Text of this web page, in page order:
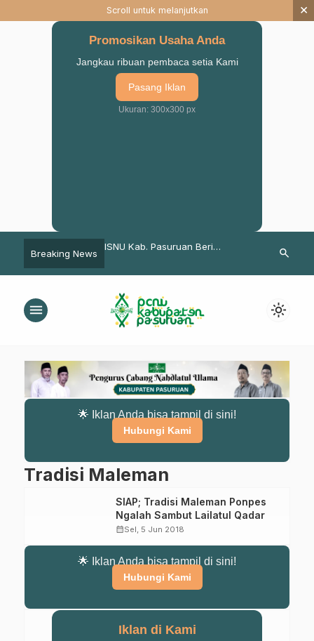
Scroll untuk melanjutkan ×
Promosikan Usaha Anda
Jangkau ribuan pembaca setia Kami
Pasang Iklan
Ukuran: 300x300 px
Breaking News
Anak Agar Jadi
ISNU Kab. Pasuruan Beri
Terbaik STAI Salahuddin
Safari
NU Lawan
search
menu light_mode
🌟 Iklan Anda bisa tampil di sini!
Hubungi Kami
Tradisi Maleman
SIAP; Tradisi Maleman Ponpes
Ngalah Sambut Lailatul Qadar
calendar_monthSel, 5 Jun 2018
🌟 Iklan Anda bisa tampil di sini!
Hubungi Kami
Iklan di Kami